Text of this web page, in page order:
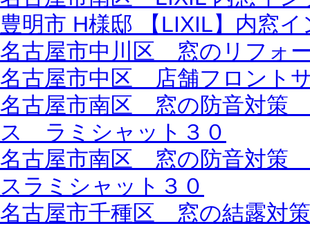
豊明市 H様邸 【LIXIL】内窓
名古屋市中川区 窓のリフ
名古屋市中区 店舗フロント
名古屋市南区 窓の防音対策
ス ラミシャット３０
名古屋市南区 窓の防音対策
スラミシャット３０
名古屋市千種区 窓の結露